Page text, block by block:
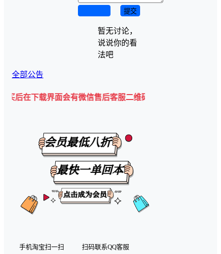
提交
暂无讨论，
说说你的看
法吧
全部公告
界面会有微信售后客服二维码💡
手机淘宝扫一扫 扫码联系QQ客服